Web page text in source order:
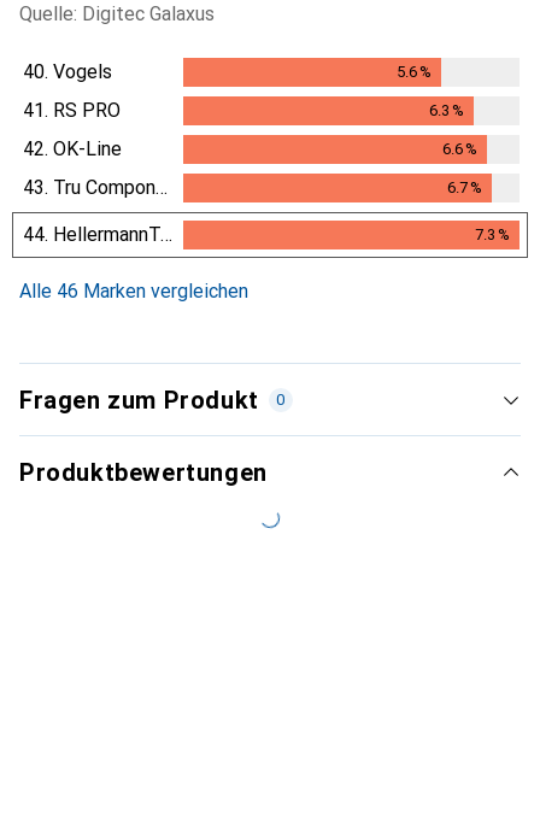
Quelle: Digitec Galaxus
40. Vogels 5.6%
41. RS PRO 6.3 %
6.3%
42. OK-Line 6.6%
6.6%
43. Tru Components 6.7%
6.7%
44. HellermannTyton 7.3 %
7.3%
Alle 46 Marken vergleichen
Fragen zum Produkt 0
Produktbewertungen